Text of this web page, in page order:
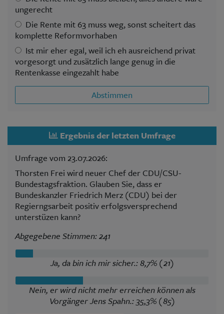
ungerecht
Die Rente mit 63 muss weg, sonst scheitert das
komplette Reformvorhaben
Ist mir eher egal, weil ich eh ausreichend privat
vorgesorgt und zusätzlich lange genug in die
Rentenkasse eingezahlt habe
Abstimmen
Ergebnis der letzten Umfrage
Umfrage vom 23.07.2026:
Thorsten Frei wird neuer Chef der CDU/CSU-
Bundestagsfraktion. Glauben Sie, dass er
Bundeskanzler Friedrich Merz (CDU) bei der
Regierngsarbeit positiv erfolgsversprechend
unterstüzen kann?
Abgegebene Stimmen: 241
Ja, da bin ich mir sicher.: 8,7% (21)
Nein, er wird nicht mehr erreichen können als
Vorgänger Jens Spahn.: 35,3% (85)